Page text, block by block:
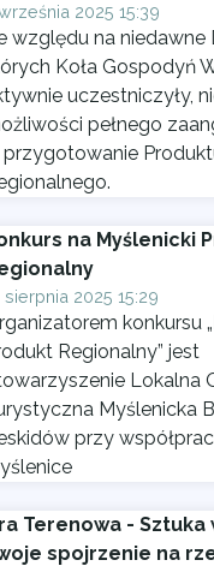
2025 15:39
względu na niedawne
Koła Gospodyń
uczestniczyły,
pełnego
na Myślenicki
sierpnia 2025 15:29
konkursu
Regionalny” jest
Lokalna
Myślenicka
przy
Terenowa - Sztuka
spojrzenie na